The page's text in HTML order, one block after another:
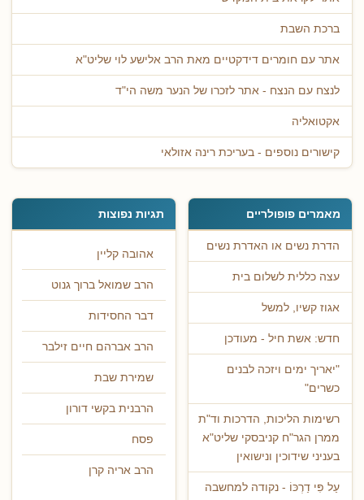
ברכת השבת
אתר עם חומרים דידקטיים מאת הרב אלישע לוי שליט"א
לנצח עם הנצח - אתר לזכרו של הנער משה הי"ד
אקטואליה
קישורים נוספים - בעריכת רינה אזולאי
מאמרים פופולריים
הדרת נשים או האדרת נשים
עצה כללית לשלום בית
אגוז קשיו, למשל
חדש: אשת חיל - מעודכן
"יאריך ימים ויזכה לבנים
כשרים"
רשימות הליכות, הדרכות וד"ת
ממרן הגר"ח קניבסקי שליט"א
בעניני שידוכין ונישואין
עַל פִּי דַרְכּוֹ - נקודה למחשבה
תגיות נפוצות
אהובה קליין
הרב שמואל ברוך גנוט
דבר החסידות
הרב אברהם חיים זילבר
שמירת שבת
הרבנית בקשי דורון
פסח
הרב אריה קרן